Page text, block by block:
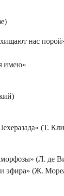
нас
имею»
(Т.
(Л. де
эфира» (Ж.